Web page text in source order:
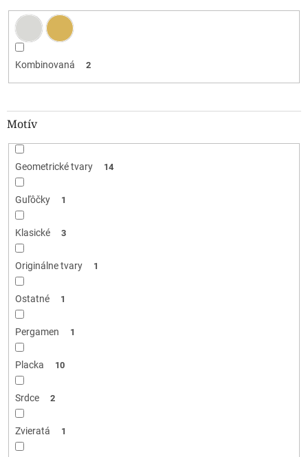
Kombinovaná 2
Motív
Geometrické tvary 14
Guľôčky 1
Klasické 3
Originálne tvary 1
Ostatné 1
Pergamen 1
Placka 10
Srdce 2
Zvieratá 1